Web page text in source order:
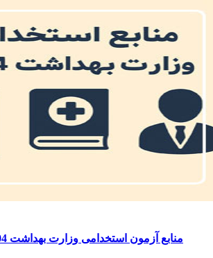
منابع آزمون استخدامی وزارت بهداشت 1404 + جدول رشته ها